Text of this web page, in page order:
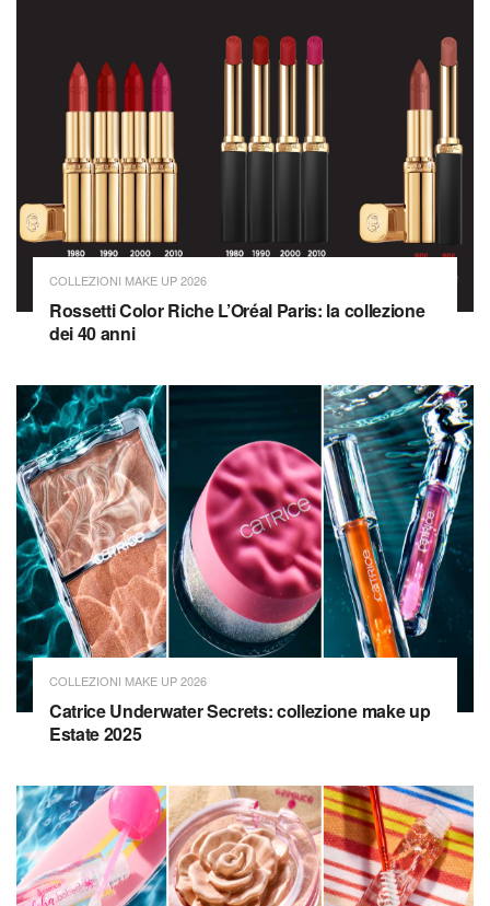
COLLEZIONI MAKE UP 2026
Rossetti Color Riche L’Oréal Paris: la collezione
dei 40 anni
COLLEZIONI MAKE UP 2026
Catrice Underwater Secrets: collezione make up
Estate 2025